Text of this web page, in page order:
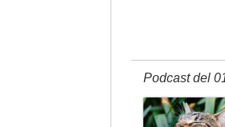
Podcast del